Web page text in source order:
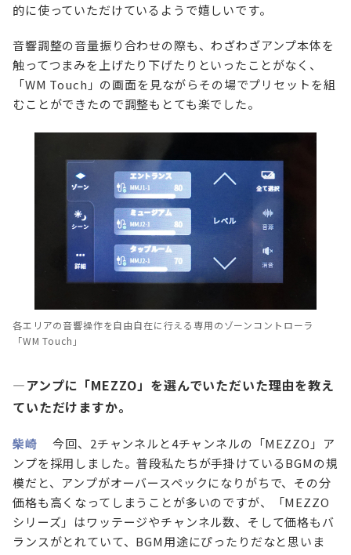
的に使っていただけているようで嬉しいです。
音響調整の音量振り合わせの際も、わざわざアンプ本体を
触ってつまみを上げたり下げたりといったことがなく、
「WM Touch」の画面を見ながらその場でプリセットを組
むことができたので調整もとても楽でした。
各エリアの音響操作を自由自在に行える専用のゾーンコントローラ
「WM Touch」
—アンプに「MEZZO」を選んでいただいた理由を教え
ていただけますか。
柴崎
今回、2チャンネルと4チャンネルの「MEZZO」ア
ンプを採用しました。普段私たちが手掛けているBGMの規
模だと、アンプがオーバースペックになりがちで、その分
価格も高くなってしまうことが多いのですが、「MEZZO
シリーズ」はワッテージやチャンネル数、そして価格もバ
ランスがとれていて、BGM用途にぴったりだなと思いま